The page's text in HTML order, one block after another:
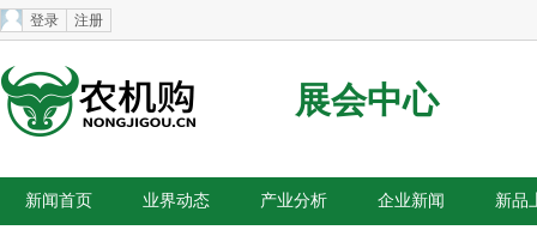
登录 注册
展会中心
新闻首页 业界动态 产业分析 企业新闻 新品